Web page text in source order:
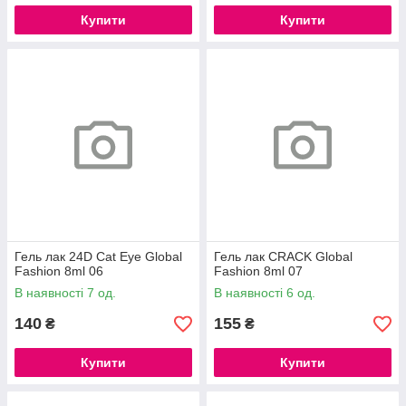
Купити Купити
Гель лак 24D Cat Eye Global
Fashion 8ml 06
В наявності 7 од.
140 ₴
Купити
Гель лак CRACK Global
Fashion 8ml 07
В наявності 6 од.
155 ₴
Купити